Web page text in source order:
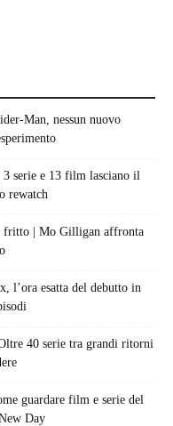
Man, nessun nuovo
serie e 13 film lasciano il
rewatch
fritto | Mo Gilligan affronta
l’ora esatta del debutto in
40 serie tra grandi ritorni
guardare film e serie del
Day